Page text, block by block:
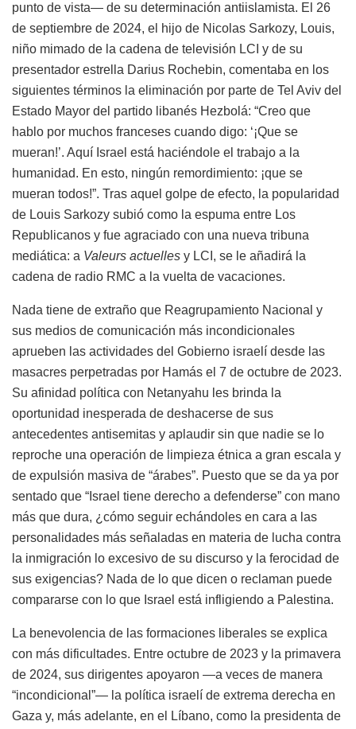
punto de vista— de su determinación antiislamista. El 26
de septiembre de 2024, el hijo de Nicolas Sarkozy, Louis,
niño mimado de la cadena de televisión LCI y de su
presentador estrella Darius Rochebin, comentaba en los
siguientes términos la eliminación por parte de Tel Aviv del
Estado Mayor del partido libanés Hezbolá: “Creo que
hablo por muchos franceses cuando digo: ‘¡Que se
mueran!’. Aquí Israel está haciéndole el trabajo a la
humanidad. En esto, ningún remordimiento: ¡que se
mueran todos!”. Tras aquel golpe de efecto, la popularidad
de Louis Sarkozy subió como la espuma entre Los
Republicanos y fue agraciado con una nueva tribuna
mediática: a Valeurs actuelles y LCI , se le añadirá la
cadena de radio RMC a la vuelta de vacaciones.
Nada tiene de extraño que Reagrupamiento Nacional y
sus medios de comunicación más incondicionales
aprueben las actividades del Gobierno israelí desde las
masacres perpetradas por Hamás el 7 de octubre de 2023.
Su afinidad política con Netanyahu les brinda la
oportunidad inesperada de deshacerse de sus
antecedentes antisemitas y aplaudir sin que nadie se lo
reproche una operación de limpieza étnica a gran escala y
de expulsión masiva de “árabes”. Puesto que se da ya por
sentado que “Israel tiene derecho a defenderse” con mano
más que dura, ¿cómo seguir echándoles en cara a las
personalidades más señaladas en materia de lucha contra
la inmigración lo excesivo de su discurso y la ferocidad de
sus exigencias? Nada de lo que dicen o reclaman puede
compararse con lo que Israel está infligiendo a Palestina.
La benevolencia de las formaciones liberales se explica
con más dificultades. Entre octubre de 2023 y la primavera
de 2024, sus dirigentes apoyaron —a veces de manera
“incondicional”— la política israelí de extrema derecha en
Gaza y, más adelante, en el Líbano, como la presidenta de